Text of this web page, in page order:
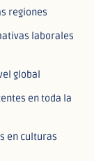
regiones
laborales
global
en toda la
en culturas